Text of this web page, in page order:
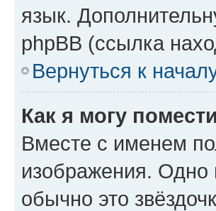
язык.
phpBB (ссылка
Вернуться к
Как я могу
Вместе с именем
изображения. Одно
обычно это